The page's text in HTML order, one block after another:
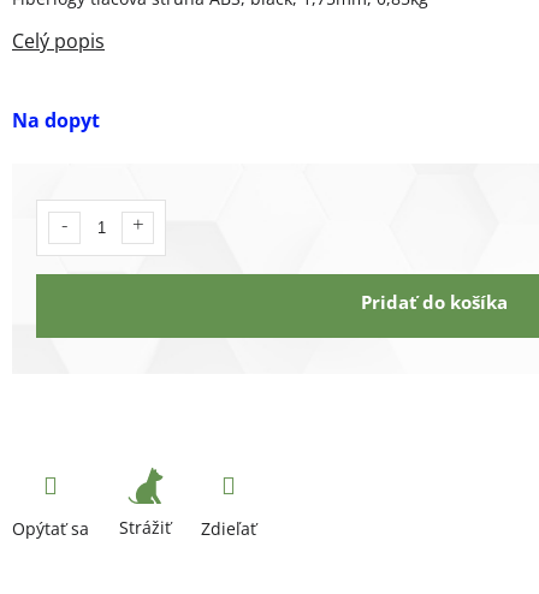
Na dopyt
Pridať do košíka
Opýtať sa Strážiť Zdieľať